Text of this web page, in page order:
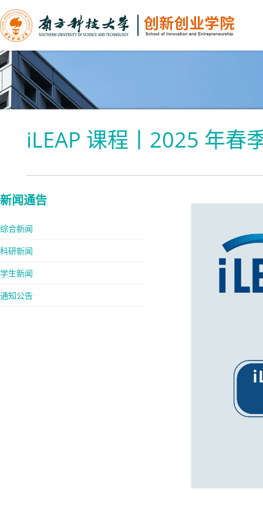
iLEAP 课程丨2025 年春
新闻通告
综合新闻
科研新闻
学生新闻
通知公告